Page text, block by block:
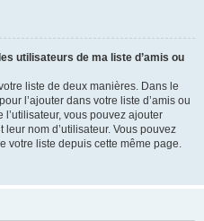
utilisateurs de ma liste d’amis ou
liste de deux manières. Dans le
l’ajouter dans votre liste d’amis ou
l’utilisateur, vous pouvez ajouter
nom d’utilisateur. Vous pouvez
votre liste depuis cette même page.